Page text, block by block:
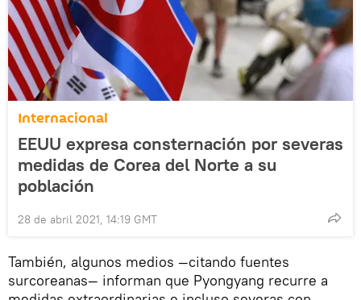
Internacional
EEUU expresa consternación por severas
medidas de Corea del Norte a su
población
28 de abril 2021, 14:19 GMT
También, algunos medios —citando fuentes
surcoreanas— informan que Pyongyang recurre a